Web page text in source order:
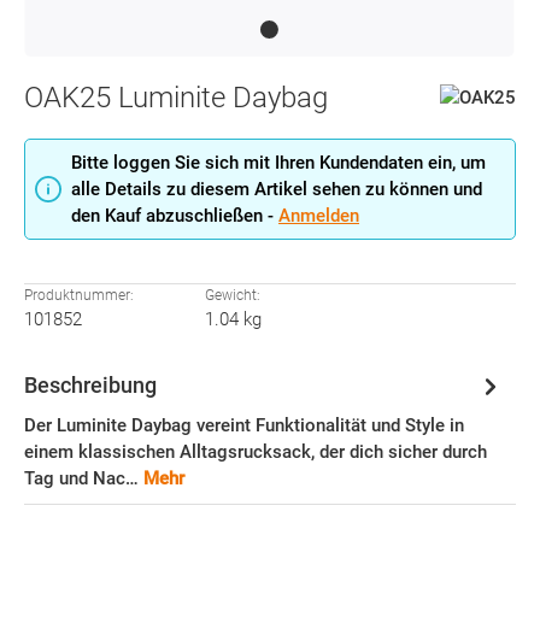
OAK25 Luminite Daybag
Bitte loggen Sie sich mit Ihren Kundendaten ein, um
alle Details zu diesem Artikel sehen zu können und
den Kauf abzuschließen - Anmelden
Produktnummer:
101852
Gewicht:
1.04 kg
Beschreibung
Der Luminite Daybag vereint Funktionalität und Style in
einem klassischen Alltagsrucksack, der dich sicher durch
Tag und Nac… Mehr